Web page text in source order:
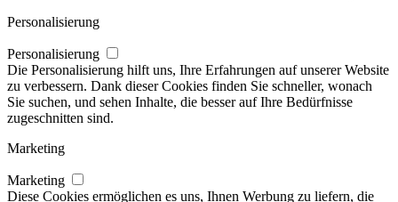
Personalisierung
Personalisierung
Die Personalisierung hilft uns, Ihre Erfahrungen auf unserer Website
zu verbessern. Dank dieser Cookies finden Sie schneller, wonach
Sie suchen, und sehen Inhalte, die besser auf Ihre Bedürfnisse
zugeschnitten sind.
Marketing
Marketing
Diese Cookies ermöglichen es uns, Ihnen Werbung zu liefern, die